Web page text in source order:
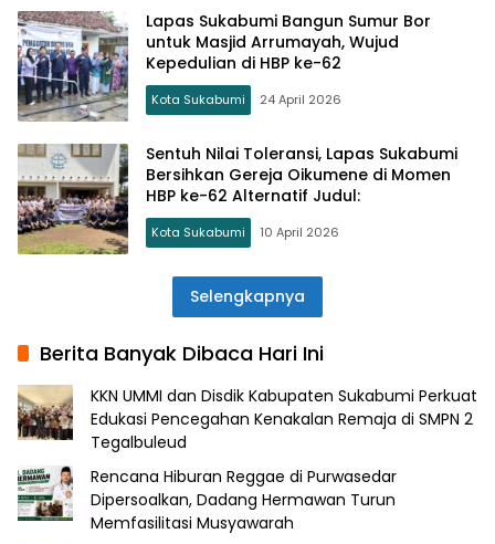
Lapas Sukabumi Bangun Sumur Bor
untuk Masjid Arrumayah, Wujud
Kepedulian di HBP ke-62
Kota Sukabumi 24 April 2026
Sentuh Nilai Toleransi, Lapas Sukabumi
Bersihkan Gereja Oikumene di Momen
HBP ke-62 Alternatif Judul:
Kota Sukabumi 10 April 2026
Selengkapnya
Berita Banyak Dibaca Hari Ini
KKN UMMI dan Disdik Kabupaten Sukabumi Perkuat
Edukasi Pencegahan Kenakalan Remaja di SMPN 2
Tegalbuleud
Rencana Hiburan Reggae di Purwasedar
Dipersoalkan, Dadang Hermawan Turun
Memfasilitasi Musyawarah